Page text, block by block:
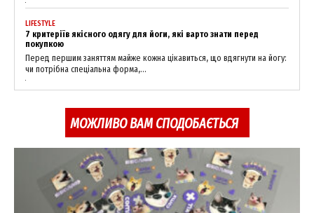
LIFESTYLE
7 критеріїв якісного одягу для йоги, які варто знати перед
покупкою
Перед першим заняттям майже кожна цікавиться, що вдягнути на йогу:
чи потрібна спеціальна форма,...
МОЖЛИВО ВАМ СПОДОБАЄТЬСЯ